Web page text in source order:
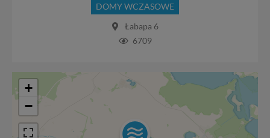
DOMY WCZASOWE
Łabapa 6
6709
+
−